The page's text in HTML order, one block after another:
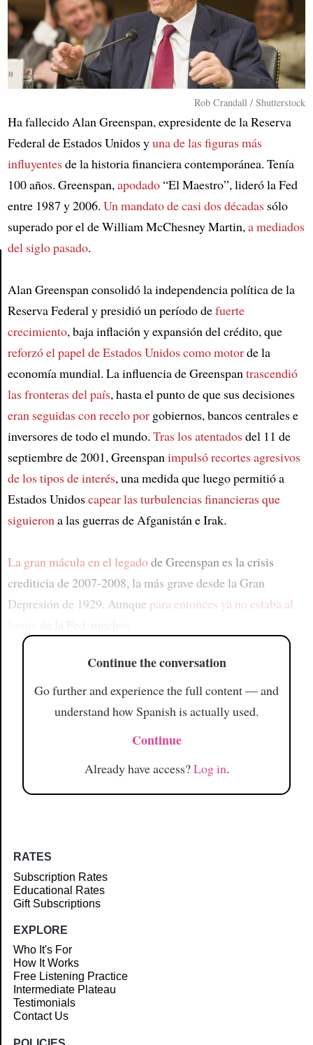
Article
Rob Crandall / Shutterstock
Ha fallecido Alan Greenspan, expresidente de la Reserva
Federal de Estados Unidos yuna de las figuras más
influyentesde la historia financiera contemporánea. Tenía
100 años. Greenspan,apodado“El Maestro”, lideró la Fed
entre 1987 y 2006. Un mandato de casi dos décadassólo
superado por el de William McChesney Martin,a mediados
del siglo pasado.
Alan Greenspan consolidó la independencia política de la
Reserva Federal y presidió un período defuerte
crecimiento, baja inflación y expansión del crédito, que
reforzó el papel de Estados Unidos como motorde la
economía mundial. La influencia de Greenspantrascendió
las fronteras del país, hasta el punto de que sus decisiones
eran seguidas con recelo porgobiernos, bancos centrales e
inversores de todo el mundo. Tras los atentadosdel 11 de
septiembre de 2001, Greenspanimpulsó recortes agresivos
de los tipos de interés, una medida que luego permitió a
Estados Unidoscapear las turbulencias financieras que
siguierona las guerras de Afganistán e Irak.
La gran mácula en el legadode Greenspan es la crisis
crediticia de 2007-2008, la más grave desde la Gran
Depresión de 1929. Aunque para entonces ya no estaba al
Continue the conversation
Go further and experience the full content — and
understand how Spanish is actually used.
Continue
Already have access?Log in.
RATES
Subscription Rates
Educational Rates
Gift Subscriptions
EXPLORE
Who It's For
How It Works
Free Listening Practice
Intermediate Plateau
Testimonials
Contact Us